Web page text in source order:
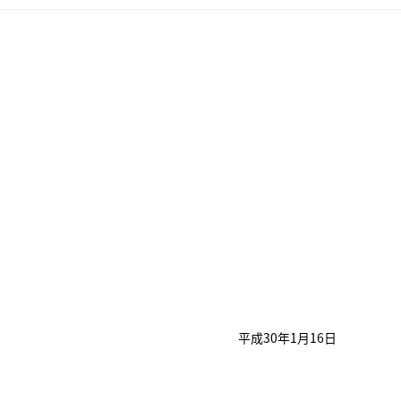
平成30年1月16日